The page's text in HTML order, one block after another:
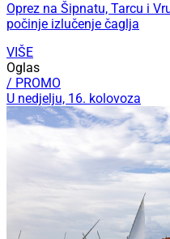
Oprez na Šipnatu, Tarcu i
počinje izlučenje čaglja
VIŠE
Oglas
/ PROMO
U nedjelju, 16. kolovoza